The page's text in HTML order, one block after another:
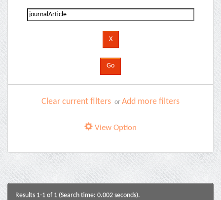
Clear current filters or Add more filters
View Option
Results 1-1 of 1 (Search time: 0.002 seconds).